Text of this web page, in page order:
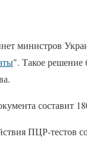
министров
". Такое решение
составит
ПЦР-тестов